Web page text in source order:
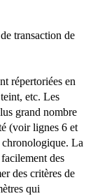
transaction de
répertoriées en
etc. Les
grand nombre
(voir lignes 6 et
chronologique. La
des
des critères de
qui